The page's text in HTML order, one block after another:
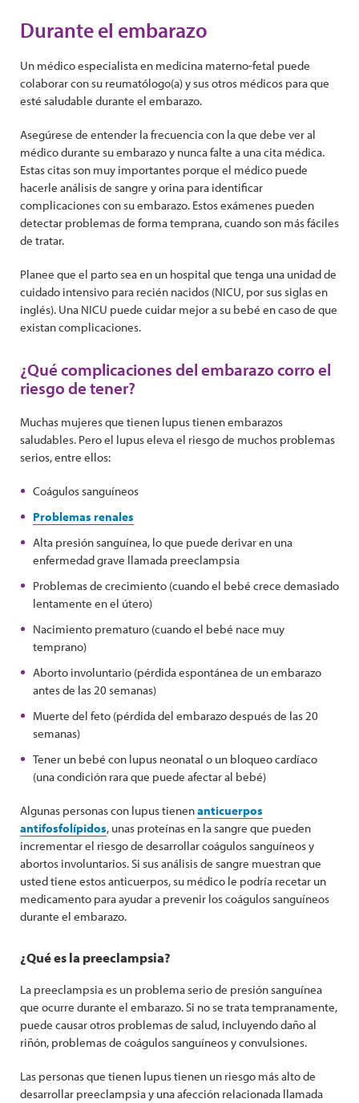
Durante el embarazo
Un médico especialista en medicina materno-fetal puede
colaborar con su reumatólogo(a) y sus otros médicos para que
esté saludable durante el embarazo.
Asegúrese de entender la frecuencia con la que debe ver al
médico durante su embarazo y nunca falte a una cita médica.
Estas citas son muy importantes porque el médico puede
hacerle análisis de sangre y orina para identificar
complicaciones con su embarazo. Estos exámenes pueden
detectar problemas de forma temprana, cuando son más fáciles
de tratar.
Planee que el parto sea en un hospital que tenga una unidad de
cuidado intensivo para recién nacidos (NICU, por sus siglas en
inglés). Una NICU puede cuidar mejor a su bebé en caso de que
existan complicaciones.
¿Qué complicaciones del embarazo corro el
riesgo de tener?
Muchas mujeres que tienen lupus tienen embarazos
saludables. Pero el lupus eleva el riesgo de muchos problemas
serios, entre ellos:
Coágulos sanguíneos
Problemas renales
Alta presión sanguínea, lo que puede derivar en una
enfermedad grave llamada preeclampsia
Problemas de crecimiento (cuando el bebé crece demasiado
lentamente en el útero)
Nacimiento prematuro (cuando el bebé nace muy
temprano)
Aborto involuntario (pérdida espontánea de un embarazo
antes de las 20 semanas)
Muerte del feto (pérdida del embarazo después de las 20
semanas)
Tener un bebé con lupus neonatal o un bloqueo cardíaco
(una condición rara que puede afectar al bebé)
Algunas personas con lupus tienenanticuerpos
antifosfolípidos, unas proteínas en la sangre que pueden
incrementar el riesgo de desarrollar coágulos sanguíneos y
abortos involuntarios. Si sus análisis de sangre muestran que
usted tiene estos anticuerpos, su médico le podría recetar un
medicamento para ayudar a prevenir los coágulos sanguíneos
durante el embarazo.
¿Qué es la preeclampsia?
La preeclampsia es un problema serio de presión sanguínea
que ocurre durante el embarazo. Si no se trata tempranamente,
puede causar otros problemas de salud, incluyendo daño al
riñón, problemas de coágulos sanguíneos y convulsiones.
Las personas que tienen lupus tienen un riesgo más alto de
desarrollar preeclampsia y una afección relacionada llamada